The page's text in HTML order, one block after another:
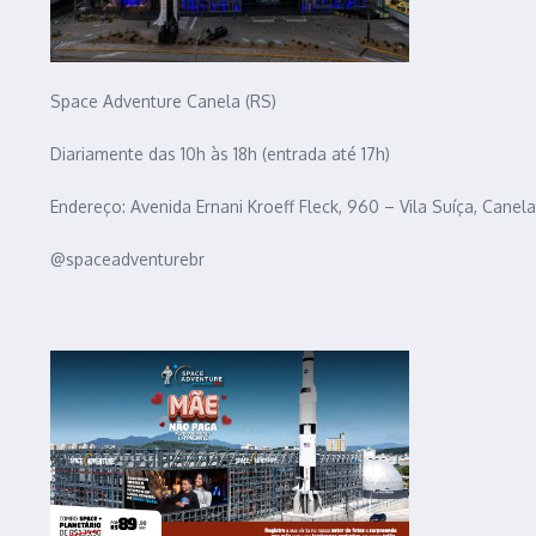
Space Adventure Canela (RS)
Diariamente das 10h às 18h (entrada até 17h)
Endereço: Avenida Ernani Kroeff Fleck, 960 – Vila Suíça,
@spaceadventurebr